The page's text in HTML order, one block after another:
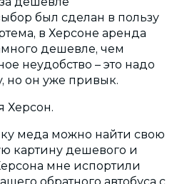
был сделан в пользу
в Херсоне аренда
дешевле, чем
неудобство – это надо
но он уже привык.
Херсон.
меда можно найти свою
картину дешевого и
мне испортили